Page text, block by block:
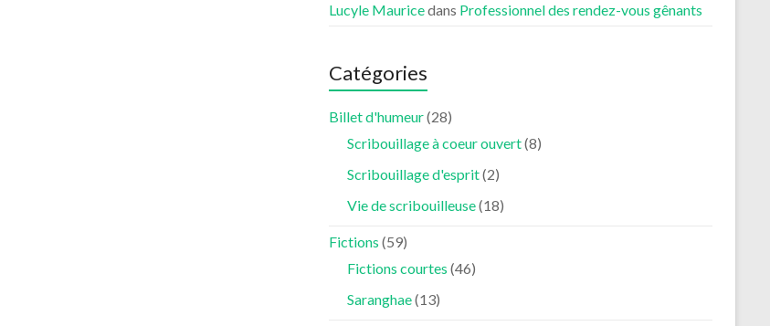
Lucyle Mauricedans Professionnel des rendez-vous gênants
Catégories
Billet d'humeur(28)
Scribouillage à coeur ouvert(8)
Scribouillage d'esprit(2)
Vie de scribouilleuse(18)
Fictions (59)
Fictions courtes (46)
Saranghae(13)